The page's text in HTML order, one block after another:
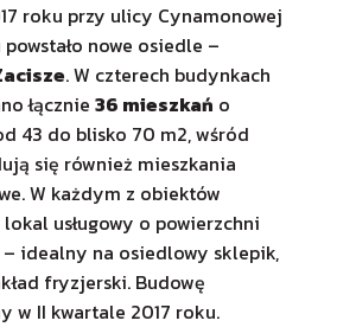
roku przy ulicy Cynamonowej
powstało nowe osiedle –
. W czterech budynkach
łącznie 36 mieszkań o
43 do blisko 70 m2, wśród
się również mieszkania
W każdym z obiektów
usługowy o powierzchni
idealny na osiedlowy sklepik,
fryzjerski. Budowę
w II kwartale 2017 roku.